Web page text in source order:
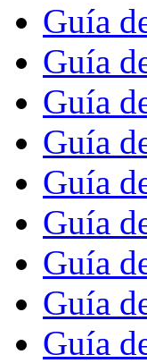
Guía
Guía
Guía
Guía
Guía
Guía
Guía
Guía
Guía